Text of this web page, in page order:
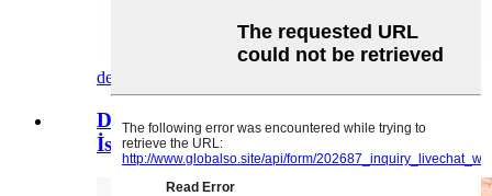
detala baxmaq
Doldurucu Gödəkçə İdman Paltosu
İsti saxlayın